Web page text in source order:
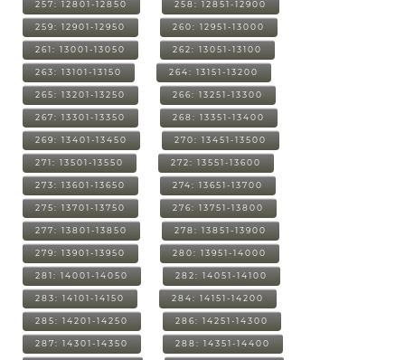
257: 12801-12850 258: 12851-12900
259: 12901-12950 260: 12951-13000
261: 13001-13050 262: 13051-13100
263: 13101-13150 264: 13151-13200
265: 13201-13250 266: 13251-13300
267: 13301-13350 268: 13351-13400
269: 13401-13450 270: 13451-13500
271: 13501-13550 272: 13551-13600
273: 13601-13650 274: 13651-13700
275: 13701-13750 276: 13751-13800
277: 13801-13850 278: 13851-13900
279: 13901-13950 280: 13951-14000
281: 14001-14050 282: 14051-14100
283: 14101-14150 284: 14151-14200
285: 14201-14250 286: 14251-14300
287: 14301-14350 288: 14351-14400